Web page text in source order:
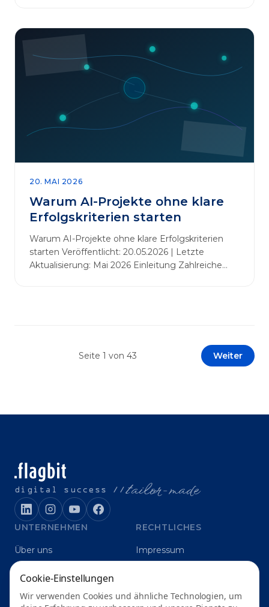
automatisieren oder sich Wettbewerbsvorteile zu
verschaffen. Oftmals liegt der Fokus dabei auf
praxisnahem Handeln: Erfahrungen sammeln,
Prototypen entwickeln und interne Skepsis
abbauen. Der zentrale Begriff dieses Beitrags ist
„Erfolgskriterien für AI-Projekte“. In [&hellip;]
20. MAI 2026
Warum AI-Projekte ohne klare
Erfolgskriterien starten
Warum AI-Projekte ohne klare Erfolgskriterien
starten Veröffentlicht: 20.05.2026 | Letzte
Aktualisierung: Mai 2026 Einleitung Zahlreiche
Prototypen entwickeln und interne Skepsis
abbauen. Der zentrale Begriff dieses Beitrags ist
Seite 1 von 43 Weiter
digital success //tailor-made
UNTERNEHMEN
Über uns
RECHTLICHES
Impressum
Cookie-Einstellungen
Wir verwenden Cookies und ähnliche Technologien, um